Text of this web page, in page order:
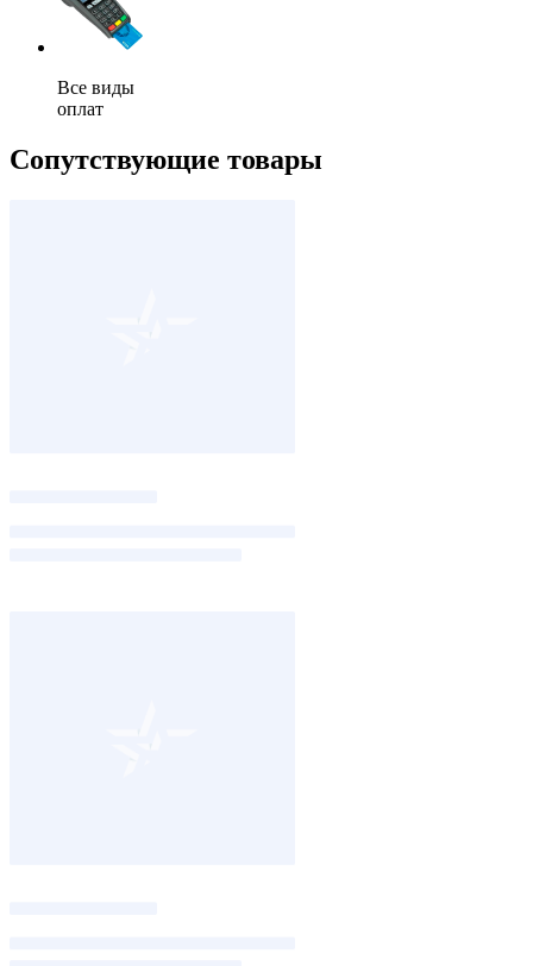
Все виды
оплат
Сопутствующие товары